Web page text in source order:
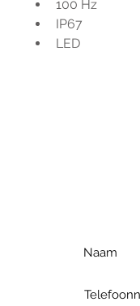
100 Hz
IP67
LED